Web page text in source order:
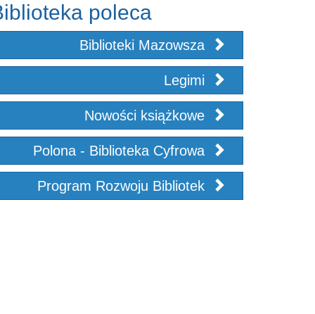
poleca
Biblioteki Mazowsza
Legimi
Nowości książkowe
Polona - Biblioteka Cyfrowa
Program Rozwoju Bibliotek